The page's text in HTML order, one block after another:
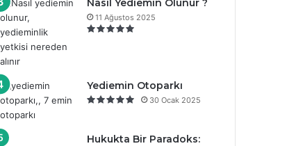
11 Ağustos 2025
Yediemin Otoparkı
30 Ocak 2025
Hukukta Bir Paradoks: